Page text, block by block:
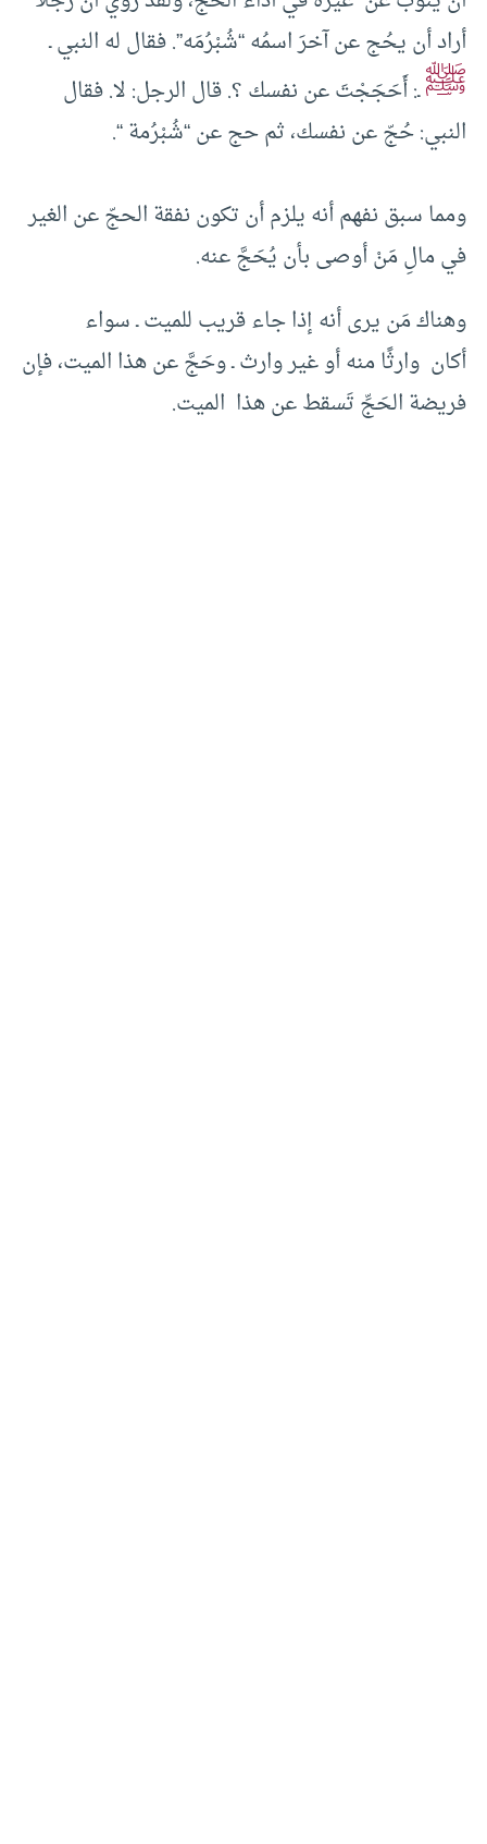
أراد أن يحُج عن آخرَ اسمُه “شُبْرُمَه”. فقال له النبي ـ
ﷺـ: أَحَجَجْتَ عن نفسك ؟. قال الرجل: لا. فقال
النبي: حُجّ عن نفسك، ثم حج عن “شُبْرُمة “.
ومما سبق نفهم أنه يلزم أن تكون نفقة الحجّ عن الغير
في مالِ مَنْ أوصى بأن يُحَجَّ عنه.
وهناك مَن يرى أنه إذا جاء قريب للميت ـ سواء
أكان وارثًا منه أو غير وارث ـ وحَجَّ عن هذا الميت، فإن
فريضة الحَجِّ تَسقط عن هذا الميت.